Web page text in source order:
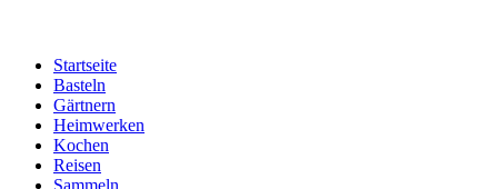
Startseite
Basteln
Gärtnern
Heimwerken
Kochen
Reisen
Sammeln